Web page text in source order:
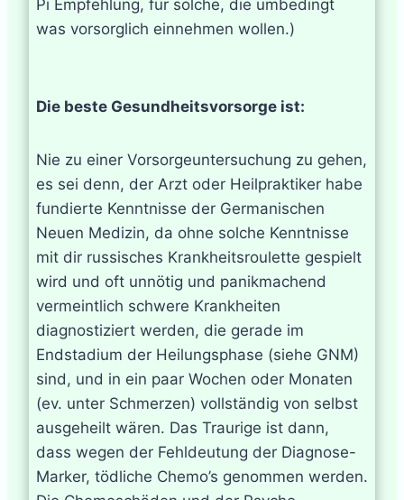
Pi Empfehlung, für solche, die umbedingt
was vorsorglich einnehmen wollen.)
Die beste Gesundheitsvorsorge ist:
Nie zu einer Vorsorgeuntersuchung zu gehen,
es sei denn, der Arzt oder Heilpraktiker habe
fundierte Kenntnisse der Germanischen
Neuen Medizin, da ohne solche Kenntnisse
mit dir russisches Krankheitsroulette gespielt
wird und oft unnötig und panikmachend
vermeintlich schwere Krankheiten
diagnostiziert werden, die gerade im
Endstadium der Heilungsphase (siehe GNM)
sind, und in ein paar Wochen oder Monaten
(ev. unter Schmerzen) vollständig von selbst
ausgeheilt wären. Das Traurige ist dann,
dass wegen der Fehldeutung der Diagnose-
Marker, tödliche Chemo’s genommen werden.